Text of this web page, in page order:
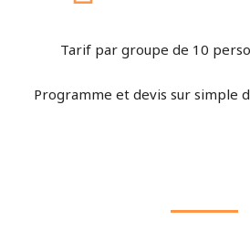
Tarif par groupe de 10
Programme et devis sur simple